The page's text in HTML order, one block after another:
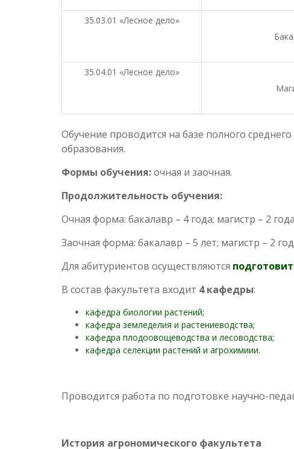
35.03.01 «Лесное дело»
35.04.01 «Лесное дело»
Обучение проводится на базе полного
образования.
Формы обучения:очная и заочная.
Продолжительность обучения:
Очная форма: бакалавр – 4 года; магистр – 2
Заочная форма: бакалавр – 5 лет; магистр – 2
Для абитуриентов осуществляются
В состав факультета входит 4 кафедры:
кафедра биологии растений;
кафедра земледелия и растениеводства;
кафедра плодоовощеводства и лесоводства;
кафедра селекции растений и агрохимиии.
Проводится работа по подготовке научно-
История агрономического факультета